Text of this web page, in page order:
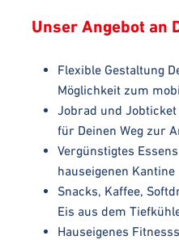
Unser Angebot an
Flexible Gestaltung
Möglichkeit zum
Jobrad und
für Deinen Weg zur
Vergünstigtes
hauseigenen Kantine
Snacks, Kaffee,
Eis aus dem
Hauseigenes